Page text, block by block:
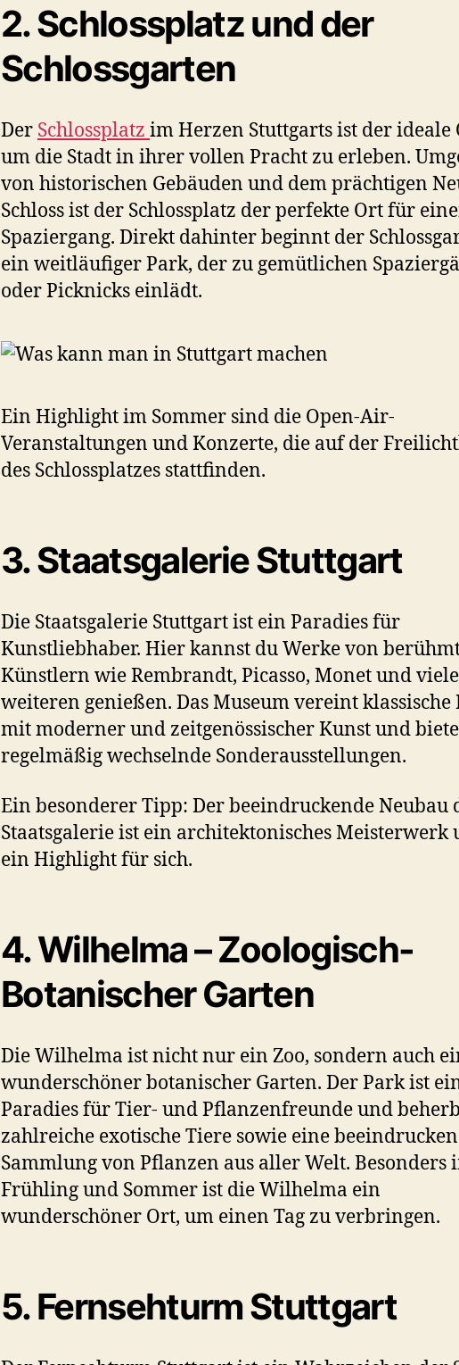
2.Schlossplatz und der
Schlossgarten
Der Schlossplatz im Herzen Stuttgarts ist der ideale
um die Stadt in ihrer vollen Pracht zu erleben.
von historischen Gebäuden und dem prächtigen
Schloss ist der Schlossplatz der perfekte Ort für
Spaziergang. Direkt dahinter beginnt der
ein weitläufiger Park, der zu gemütlichen
oder Picknicks einlädt.
Ein Highlight im Sommer sind die Open-Air-
Veranstaltungen und Konzerte, die auf der
des Schlossplatzes stattfinden.
3.Staatsgalerie Stuttgart
Die Staatsgalerie Stuttgart ist ein Paradies für
Kunstliebhaber. Hier kannst du Werke von
Künstlern wie Rembrandt, Picasso, Monet und
weiteren genießen. Das Museum vereint klassische
mit moderner und zeitgenössischer Kunst und
regelmäßig wechselnde Sonderausstellungen.
Ein besonderer Tipp: Der beeindruckende Neubau
Staatsgalerie ist ein architektonisches Meisterwerk
ein Highlight für sich.
4.Wilhelma – Zoologisch-
Botanischer Garten
Die Wilhelma ist nicht nur ein Zoo, sondern auch
wunderschöner botanischer Garten. Der Park ist
Paradies für Tier- und Pflanzenfreunde und
zahlreiche exotische Tiere sowie eine
Sammlung von Pflanzen aus aller Welt. Besonders
Frühling und Sommer ist die Wilhelma ein
wunderschöner Ort, um einen Tag zu verbringen.
5.Fernsehturm Stuttgart